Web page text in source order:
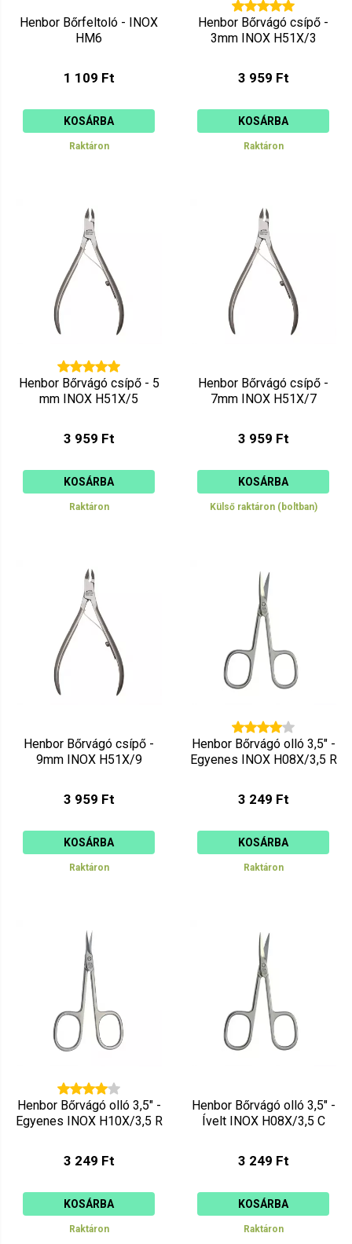
Henbor Bőrfeltoló - INOX
HM6
1 109 Ft
KOSÁRBA
Raktáron
Henbor Bőrvágó csípő -
3mm INOX H51X/3
3 959 Ft
KOSÁRBA
Raktáron
Henbor Bőrvágó csípő - 5
mm INOX H51X/5
3 959 Ft
KOSÁRBA
Raktáron
Henbor Bőrvágó csípő -
7mm INOX H51X/7
3 959 Ft
KOSÁRBA
Külső raktáron (boltban)
Henbor Bőrvágó csípő -
9mm INOX H51X/9
3 959 Ft
KOSÁRBA
Raktáron
Henbor Bőrvágó olló 3,5" -
Egyenes INOX H08X/3,5 R
3 249 Ft
KOSÁRBA
Raktáron
Henbor Bőrvágó olló 3,5" -
Egyenes INOX H10X/3,5 R
3 249 Ft
KOSÁRBA
Raktáron
Henbor Bőrvágó olló 3,5" -
Ívelt INOX H08X/3,5 C
3 249 Ft
KOSÁRBA
Raktáron